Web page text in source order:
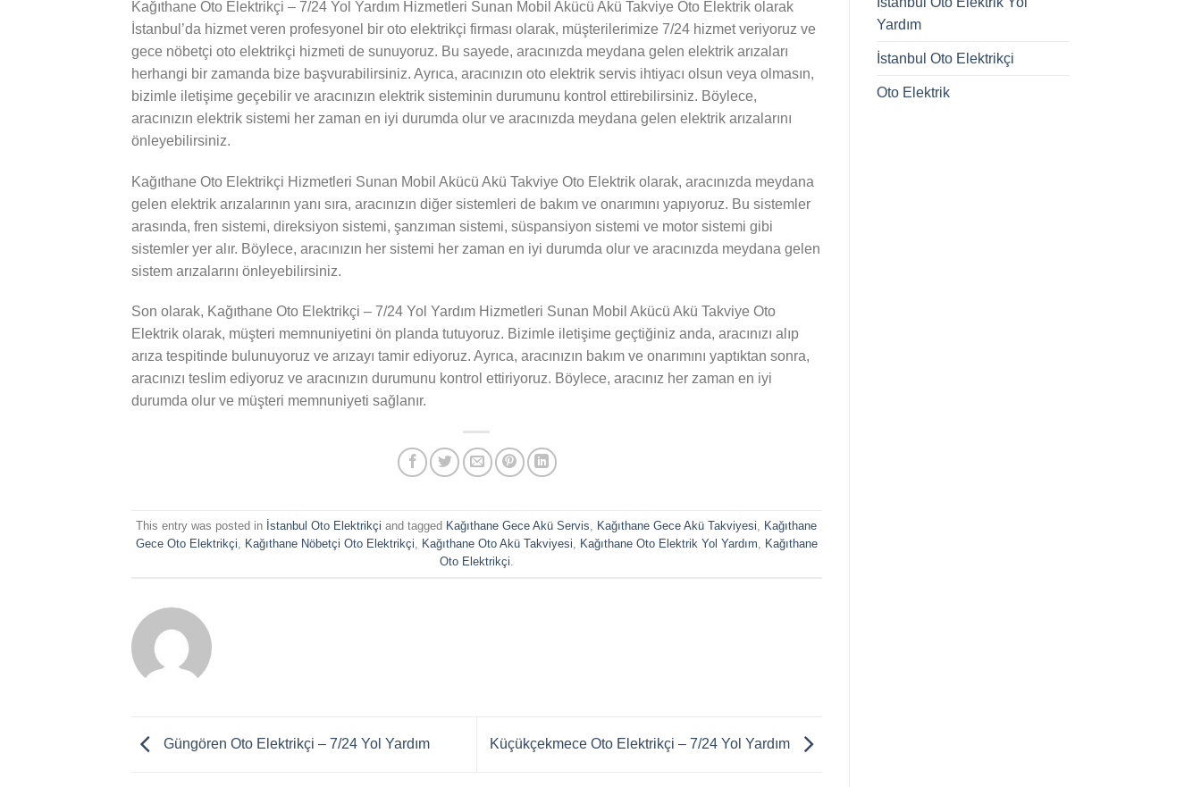
Kağıthane Oto Elektrikçi – 7/24 Yol Yardım Hizmetleri Sunan Mobil Akücü Akü Takviye Oto Elektrik olarak
İstanbul’da hizmet veren profesyonel bir oto elektrikçi firması olarak, müşterilerimize 7/24 hizmet veriyoruz ve
gece nöbetçi oto elektrikçi hizmeti de sunuyoruz. Bu sayede, aracınızda meydana gelen elektrik arızaları
herhangi bir zamanda bize başvurabilirsiniz. Ayrıca, aracınızın oto elektrik servis ihtiyacı olsun veya olmasın,
bizimle iletişime geçebilir ve aracınızın elektrik sisteminin durumunu kontrol ettirebilirsiniz. Böylece,
aracınızın elektrik sistemi her zaman en iyi durumda olur ve aracınızda meydana gelen elektrik arızalarını
önleyebilirsiniz.
Kağıthane Oto Elektrikçi Hizmetleri Sunan Mobil Akücü Akü Takviye Oto Elektrik olarak, aracınızda meydana
gelen elektrik arızalarının yanı sıra, aracınızın diğer sistemleri de bakım ve onarımını yapıyoruz. Bu sistemler
arasında, fren sistemi, direksiyon sistemi, şanzıman sistemi, süspansiyon sistemi ve motor sistemi gibi
sistemler yer alır. Böylece, aracınızın her sistemi her zaman en iyi durumda olur ve aracınızda meydana gelen
sistem arızalarını önleyebilirsiniz.
Son olarak, Kağıthane Oto Elektrikçi – 7/24 Yol Yardım Hizmetleri Sunan Mobil Akücü Akü Takviye Oto
Elektrik olarak, müşteri memnuniyetini ön planda tutuyoruz. Bizimle iletişime geçtiğiniz anda, aracınızı alıp
arıza tespitinde bulunuyoruz ve arızayı tamir ediyoruz. Ayrıca, aracınızın bakım ve onarımını yaptıktan sonra,
aracınızı teslim ediyoruz ve aracınızın durumunu kontrol ettiriyoruz. Böylece, aracınız her zaman en iyi
durumda olur ve müşteri memnuniyeti sağlanır.
This entry was posted in İstanbul Oto Elektrikçi and tagged Kağıthane Gece Akü Servis Kağıthane Gece Akü Takviyesi
Kağıthane
Gece Oto Elektrikçi
Kağıthane Nöbetçi Oto Elektrikçi Kağıthane Oto Akü Takviyesi Kağıthane Oto Elektrik Yol Yardım
Kağıthane
Oto Elektrikçi
Güngören Oto Elektrikçi – 7/24 Yol Yardım Küçükçekmece Oto Elektrikçi – 7/24 Yol Yardım
Yardım
İstanbul Oto Elektrikçi
Oto Elektrik